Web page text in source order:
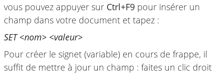
vous pouvez appuyer sur Ctrl+F9 pour insérer un
champ dans votre document et tapez :
SET <nom> <valeur>
Pour créer le signet (variable) en cours de frappe, il
suffit de mettre à jour un champ : faites un clic droit